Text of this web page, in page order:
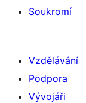
Soukromí
Vzdělávání
Podpora
Vývojáři